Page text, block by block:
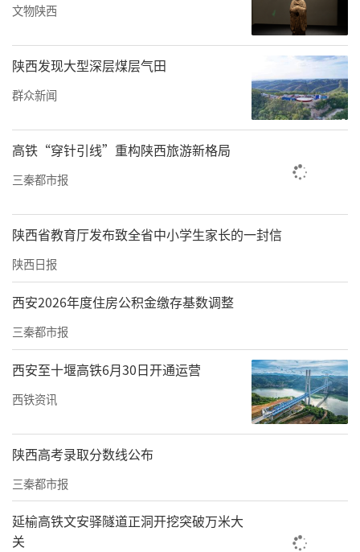
要切实担负起第一责任人职责，把作风建设紧
抓在手，靠前指挥、亲自推动。班子成员要落
实“一岗双责”，带头参加各项活动，抓好分
管处室单位活动开展。各处室单位要按照厅里
的统一安排部署，督促党员干部深入查摆问
题，扎实做好整改。会议要求要统筹一体推
进，以作风建设成效助推高质量安全服务保
力、同向发力、综合发力、持续发力，扎实开
展作风建设专项行动。二要与安全生产领域作
风整治有机结合。三要与纪律教育学习宣传月
活动有机结合。四要以抓重点工作落实促作
风、以作风建设成效保障工作落实。要通过作
风建设专项行动的具体实施，通过三个方面的
同时发力，通过思想教育、制度约束和严肃问
责，切实转变思想、转变作风，保障工作任务
落实，以高水平安全服务高质量发展，以实际
行动迎接党的二十大胜利召开。
责任编辑：韩存军 刘晓莉
文物陕西
陕西发现大型深层煤层气田
群众新闻
高铁“穿针引线”重构陕西旅游新格局
三秦都市报
陕西省教育厅发布致全省中小学生家长的一封信
陕西日报
西安2026年度住房公积金缴存基数调整
三秦都市报
西安至十堰高铁6月30日开通运营
西铁资讯
陕西高考录取分数线公布
三秦都市报
延榆高铁文安驿隧道正洞开挖突破万米大
关